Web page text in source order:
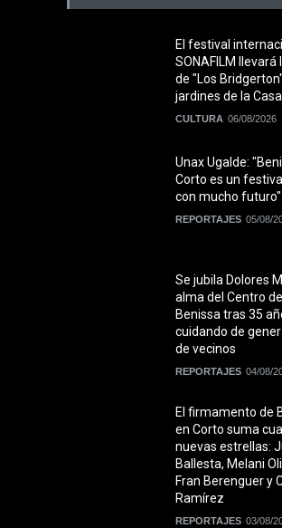
El festival
SONAFILM llevará
de "Los
jardines de la
CULTURA 06/08/2026
Unax Ugalde:
Corto es un
con mucho futuro"
REPORTAJES 05/08/
Se jubila Dolores
alma del Centro
Benissa tras 35
cuidando de
de vecinos
REPORTAJES 04/08/
El firmamento de
en Corto suma
nuevas estrellas:
Ballesta, Melani
Fran Berenguer y
Ramírez
REPORTAJES 03/08/